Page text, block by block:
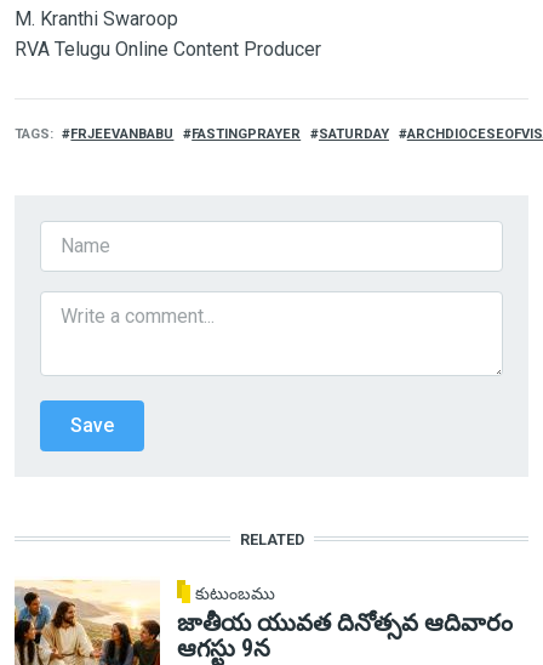
M. Kranthi Swaroop
RVA Telugu Online Content Producer
TAGS FRJEEVANBABU FASTINGPRAYER SATURDAY
RELATED
కుటుంబము
జాతీయ యువత దినోత్సవ ఆదివారం
ఆగస్టు 9న